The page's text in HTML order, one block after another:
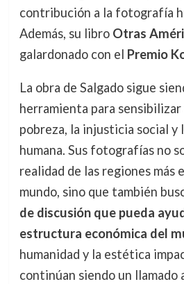
contribución a la fotografía
Además, su libro Otras
galardonado con el Premio
La obra de Salgado sigue
herramienta para
pobreza, la injusticia social y
humana. Sus fotografías no
realidad de las regiones más
mundo, sino que también
de discusión que pueda
estructura económica del
humanidad y la estética
continúan siendo un llamado